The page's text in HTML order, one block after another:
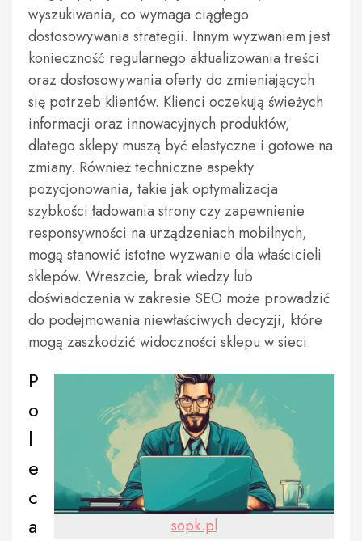
wyszukiwania, co wymaga ciągłego
dostosowywania strategii. Innym wyzwaniem jest
konieczność regularnego aktualizowania treści
oraz dostosowywania oferty do zmieniających
się potrzeb klientów. Klienci oczekują świeżych
informacji oraz innowacyjnych produktów,
dlatego sklepy muszą być elastyczne i gotowe na
zmiany. Również techniczne aspekty
pozycjonowania, takie jak optymalizacja
szybkości ładowania strony czy zapewnienie
responsywności na urządzeniach mobilnych,
mogą stanowić istotne wyzwanie dla właścicieli
sklepów. Wreszcie, brak wiedzy lub
doświadczenia w zakresie SEO może prowadzić
do podejmowania niewłaściwych decyzji, które
mogą zaszkodzić widoczności sklepu w sieci.
sopk.pl
P
o
l
e
c
a